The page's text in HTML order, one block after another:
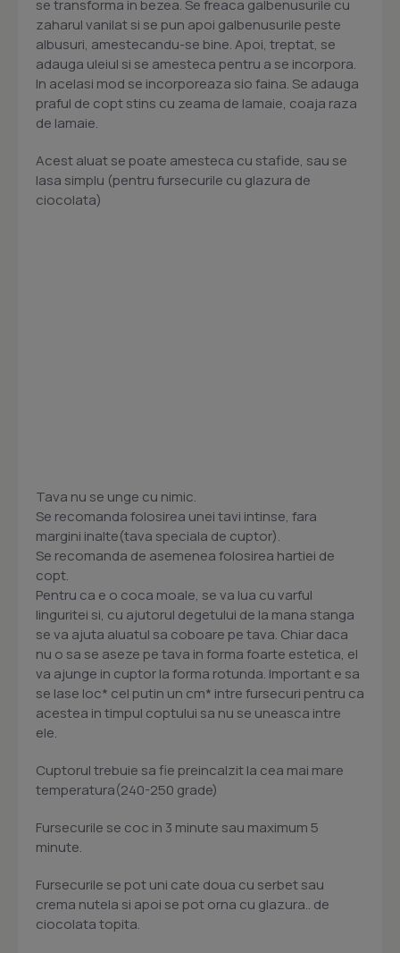
se transforma in bezea. Se freaca galbenusurile cu
zaharul vanilat si se pun apoi galbenusurile peste
albusuri, amestecandu-se bine. Apoi, treptat, se
adauga uleiul si se amesteca pentru a se incorpora.
In acelasi mod se incorporeaza sio faina. Se adauga
praful de copt stins cu zeama de lamaie, coaja raza
de lamaie.
Acest aluat se poate amesteca cu stafide, sau se
lasa simplu (pentru fursecurile cu glazura de
ciocolata)
Tava nu se unge cu nimic.
Se recomanda folosirea unei tavi intinse, fara
margini inalte(tava speciala de cuptor).
Se recomanda de asemenea folosirea hartiei de
copt.
Pentru ca e o coca moale, se va lua cu varful
linguritei si, cu ajutorul degetului de la mana stanga
se va ajuta aluatul sa coboare pe tava. Chiar daca
nu o sa se aseze pe tava in forma foarte estetica, el
va ajunge in cuptor la forma rotunda. Important e sa
se lase loc* cel putin un cm* intre fursecuri pentru ca
acestea in timpul coptului sa nu se uneasca intre
ele.
Cuptorul trebuie sa fie preincalzit la cea mai mare
temperatura(240-250 grade)
Fursecurile se coc in 3 minute sau maximum 5
minute.
Fursecurile se pot uni cate doua cu serbet sau
crema nutela si apoi se pot orna cu glazura.. de
ciocolata topita.